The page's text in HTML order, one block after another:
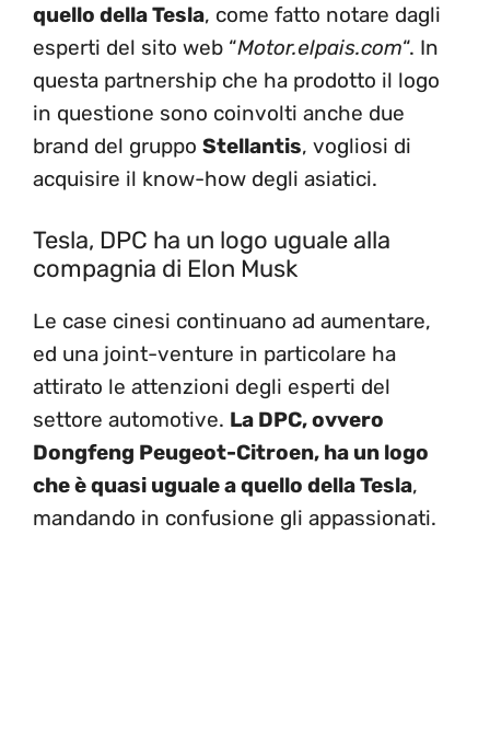
quello della Tesla, come fatto notare dagli
esperti del sito web “Motor.elpais.com“. In
questa partnership che ha prodotto il logo
in questione sono coinvolti anche due
brand del gruppo Stellantis, vogliosi di
acquisire il know-how degli asiatici.
Tesla, DPC ha un logo uguale alla
compagnia di Elon Musk
Le case cinesi continuano ad aumentare,
ed una joint-venture in particolare ha
attirato le attenzioni degli esperti del
settore automotive. La DPC, ovvero
Dongfeng Peugeot-Citroen, ha un logo
che è quasi uguale a quello della Tesla,
mandando in confusione gli appassionati.